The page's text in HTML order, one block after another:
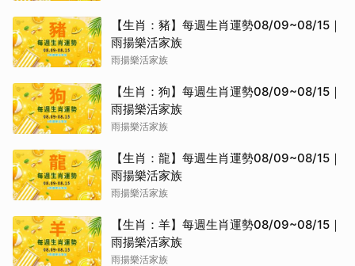
【生肖：豬】每週生肖運勢08/09~08/15｜
雨揚樂活家族
雨揚樂活家族
【生肖：狗】每週生肖運勢08/09~08/15｜
雨揚樂活家族
雨揚樂活家族
【生肖：龍】每週生肖運勢08/09~08/15｜
雨揚樂活家族
雨揚樂活家族
【生肖：羊】每週生肖運勢08/09~08/15｜
雨揚樂活家族
雨揚樂活家族